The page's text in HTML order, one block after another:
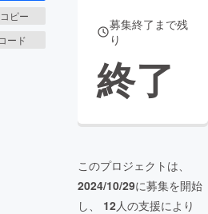
ピー
ード
募集終了まで残
り
終了
このプロジェクトは、
2024/10/29に募集を開始
し、 12人の支援により